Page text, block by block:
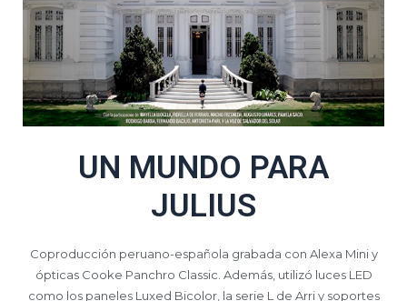
UN MUNDO PARA
JULIUS
Coproducción peruano-española grabada con Alexa Mini y
ópticas Cooke Panchro Classic. Además, utilizó luces LED
como los paneles Luxed Bicolor, la serie L de Arri y soportes